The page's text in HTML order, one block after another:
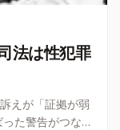
法は性犯罪
えが「証拠が弱
た警告がつな